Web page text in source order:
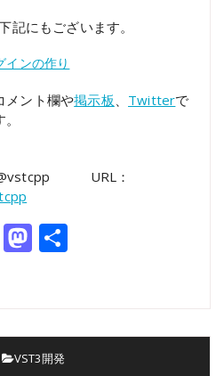
記にもございます。
インの作り
メント欄や掲示板 、 Twitterで
@vstcpp URL：
Bluesky
Mastodon
VST3開発